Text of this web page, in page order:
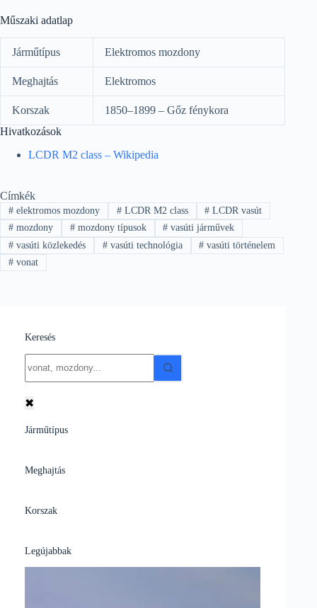
Műszaki adatlap
Járműtípus Elektromos mozdony
Meghajtás Elektromos
Korszak
1850–1899 – Gőz fénykora
Hivatkozások
LCDR M2 class – Wikipedia
Címkék
#elektromos mozdony #LCDR M2 class # LCDR vasút
#mozdony #mozdony típusok # vasúti járművek
#vasúti közlekedés #vasúti technológia # vasúti történelem
#vonat
Keresés
results
✖
Járműtípus
Meghajtás
Korszak
Legújabbak